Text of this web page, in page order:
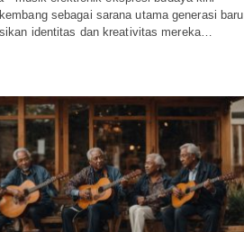
sebagai sarana utama generasi baru
identitas dan kreativitas mereka…